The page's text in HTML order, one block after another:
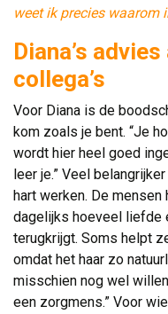
weet ik precies waarom
Diana’s
collega’s
Voor Diana is de
kom zoals je bent. “Je
wordt hier heel goed
leer je.” Veel
hart werken. De
dagelijks hoeveel liefde
terugkrijgt. Soms helpt
omdat het haar zo
misschien nog wel
een zorgmens.” Voor